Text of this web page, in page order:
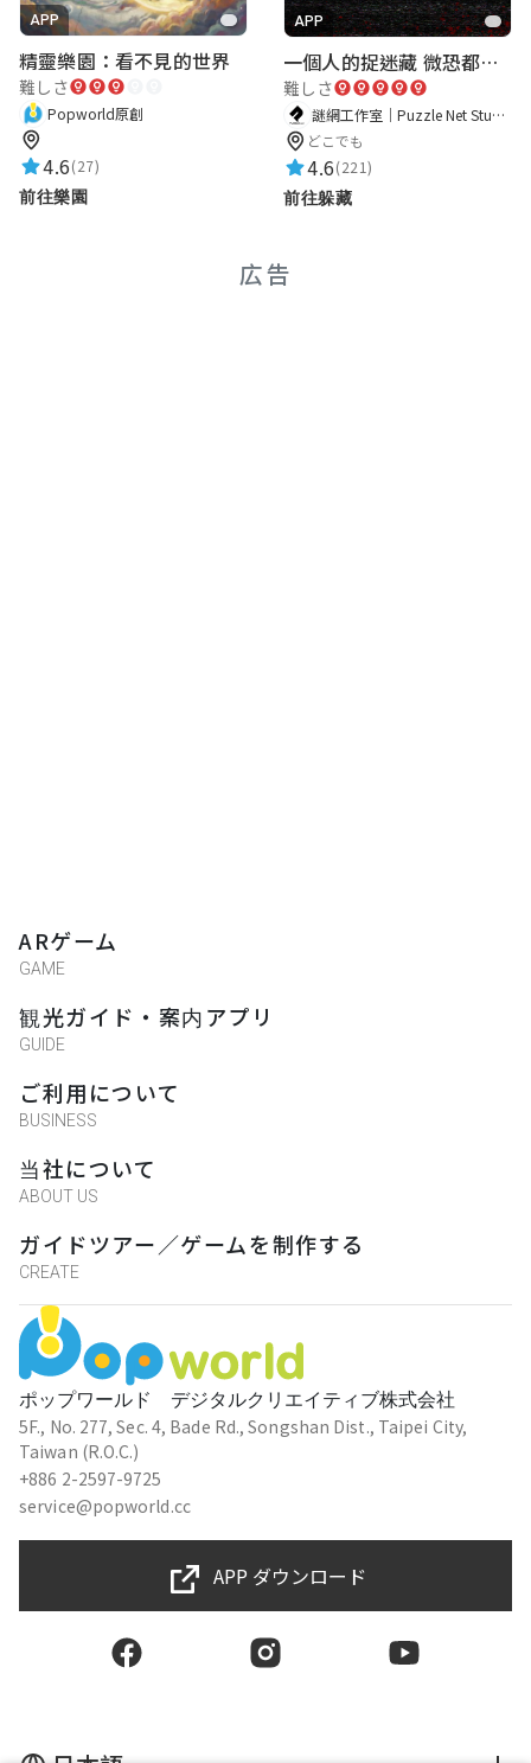
APP
精靈樂園：看不見的世界
難しさ
Popworld原創
4.6(27)
前往樂園
APP
一個人的捉迷藏 微恐都市傳說
難しさ
謎網工作室｜Puzzle Net Studio
どこでも
4.6(221)
前往躲藏
広告
ポップワールド デジタルクリエイティブ株式会社
5F., No. 277, Sec. 4, Bade Rd., Songshan Dist., Taipei City,
Taiwan (R.O.C.)
+886 2-2597-9725
service@popworld.cc
ARゲーム
GAME
観光ガイド・案内アプリ
GUIDE
ご利用について
BUSINESS
当社について
ABOUT US
ガイドツアー／ゲームを制作する
CREATE
APP ダウンロード